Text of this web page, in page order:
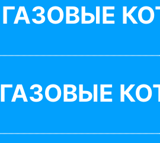
ГАЗОВЫЕ
ГАЗОВЫЕ